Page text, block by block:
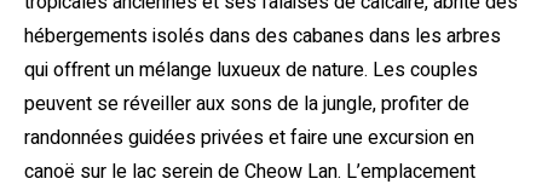
hébergements isolés dans des cabanes dans les arbres
qui offrent un mélange luxueux de nature. Les couples
peuvent se réveiller aux sons de la jungle, profiter de
randonnées guidées privées et faire une excursion en
canoë sur le lac serein de Cheow Lan. L’emplacement